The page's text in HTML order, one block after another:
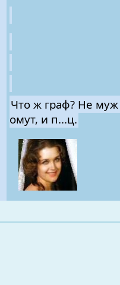
Что ж граф? Не
омут, и п...ц.